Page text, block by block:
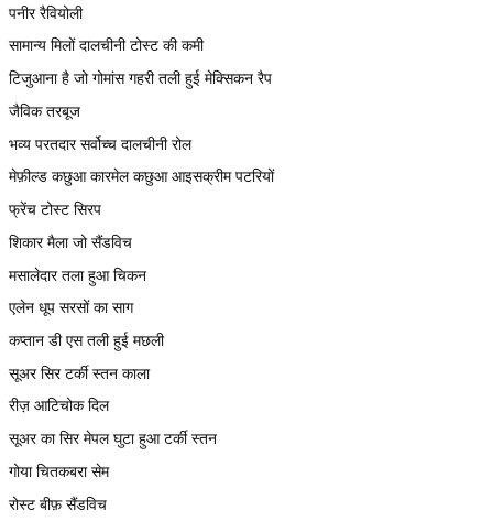
पनीर रैवियोली
सामान्य मिलों दालचीनी टोस्ट की कमी
टिजुआना है जो गोमांस गहरी तली हुई मेक्सिकन रैप
जैविक तरबूज
भव्य परतदार सर्वोच्च दालचीनी रोल
मेफ़ील्ड कछुआ कारमेल कछुआ आइसक्रीम पटरियों
फ्रेंच टोस्ट सिरप
शिकार मैला जो सैंडविच
मसालेदार तला हुआ चिकन
एलेन धूप सरसों का साग
कप्तान डी एस तली हुई मछली
सूअर सिर टर्की स्तन काला
रीज़ आटिचोक दिल
सूअर का सिर मेपल घुटा हुआ टर्की स्तन
गोया चितकबरा सेम
रोस्ट बीफ़ सैंडविच